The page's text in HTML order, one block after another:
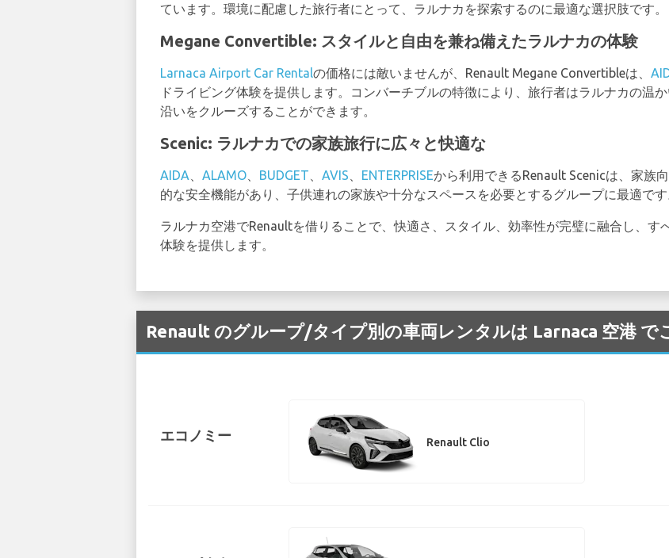
ています。環境に配慮した旅行者にとって、ラルナカを探索するのに最適な選択肢です。
Megane Convertible: スタイルと自由を兼ね備えたラルナカの体験
Larnaca Airport Car Rentalの価格には敵いませんが、Renault Megane Convertibleは、
ドライビング体験を提供します。コンバーチブルの特徴により、旅行者はラルナカの温
沿いをクルーズすることができます。
Scenic: ラルナカでの家族旅行に広々と快適な
AIDA ALAMO BUDGET AVIS ENTERPRISEから利用できるRenault Scenicは、家族
的な安全機能があり、子供連れの家族や十分なスペースを必要とするグループに最適です
ラルナカ空港でRenaultを借りることで、快適さ、スタイル、効率性が完璧に融合し、す
体験を提供します。
Renault のグループ/タイプ別の車両レンタルは Larnaca 空港 で
エコノミー Renault Clio